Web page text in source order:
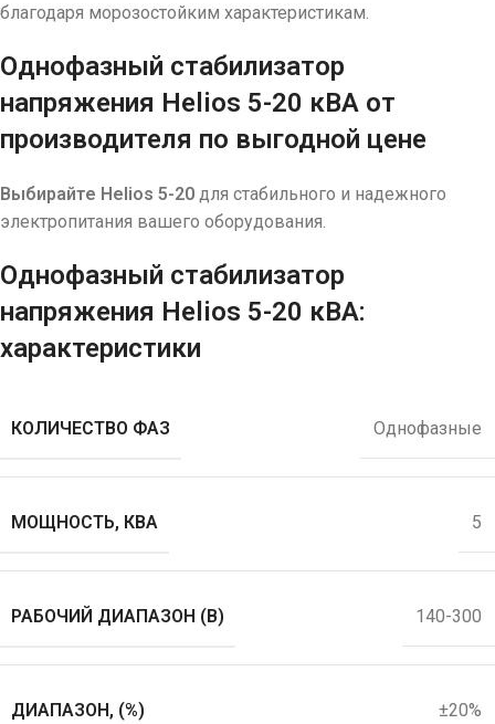
благодаря морозостойким характеристикам.
Однофазный стабилизатор
напряжения Helios 5-20 кВА от
производителя по выгодной цене
Выбирайте Helios 5-20 для стабильного и надежного
электропитания вашего оборудования.
Однофазный стабилизатор
напряжения Helios 5-20 кВА:
характеристики
КОЛИЧЕСТВО ФАЗ Однофазные
МОЩНОСТЬ, КВА 5
РАБОЧИЙ ДИАПАЗОН (В) 140-300
ДИАПАЗОН, (%) ±20%